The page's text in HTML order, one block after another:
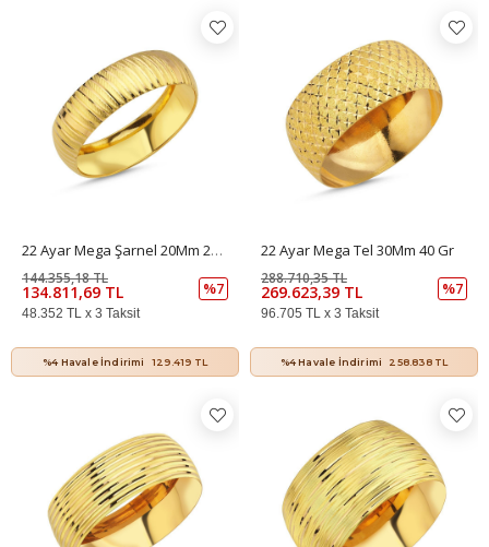
22 Ayar Mega Şarnel 20Mm 20 Gr
134.811,69 TL
144.355,18 TL
%7
48.352 TL x 3 Taksit
%4 Havale İndirimi 129.419 TL
22 Ayar Mega Tel 30Mm 40 Gr
269.623,39 TL
288.710,35 TL
%7
96.705 TL x 3 Taksit
%4 Havale İndirimi 258.838 TL